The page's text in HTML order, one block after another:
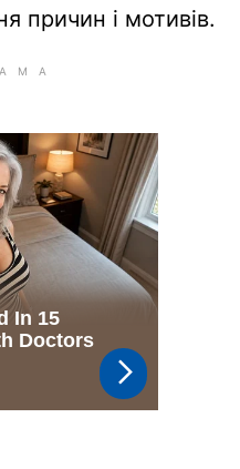
причин і мотивів.